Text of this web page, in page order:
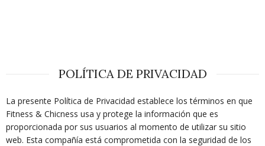
POLÍTICA DE PRIVACIDAD
La presente Política de Privacidad establece los términos en que
Fitness & Chicness usa y protege la información que es
proporcionada por sus usuarios al momento de utilizar su sitio
web. Esta compañía está comprometida con la seguridad de los